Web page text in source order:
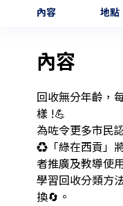
內容 地點
內容
回收無分年齡，
樣 !💪
為咗令更多市民
♻️「綠在西貢」
者推廣及教導使
學習回收分類方
換🔄️。